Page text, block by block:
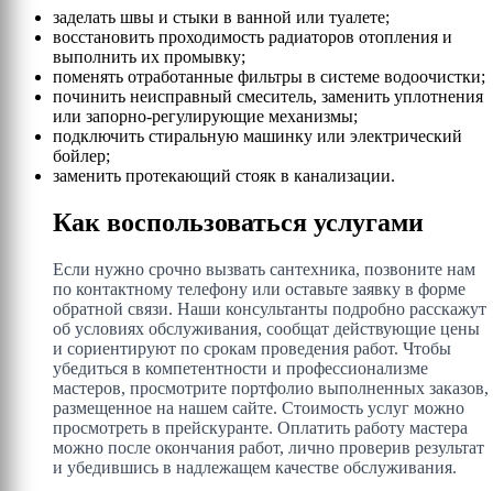
заделать швы и стыки в ванной или туалете;
восстановить проходимость радиаторов отопления и
выполнить их промывку;
поменять отработанные фильтры в системе водоочистки;
починить неисправный смеситель, заменить уплотнения
или запорно-регулирующие механизмы;
подключить стиральную машинку или электрический
бойлер;
заменить протекающий стояк в канализации.
Как воспользоваться услугами
Если нужно срочно вызвать сантехника, позвоните нам
по контактному телефону или оставьте заявку в форме
обратной связи. Наши консультанты подробно расскажут
об условиях обслуживания, сообщат действующие цены
и сориентируют по срокам проведения работ. Чтобы
убедиться в компетентности и профессионализме
мастеров, просмотрите портфолио выполненных заказов,
размещенное на нашем сайте. Стоимость услуг можно
просмотреть в прейскуранте. Оплатить работу мастера
можно после окончания работ, лично проверив результат
и убедившись в надлежащем качестве обслуживания.